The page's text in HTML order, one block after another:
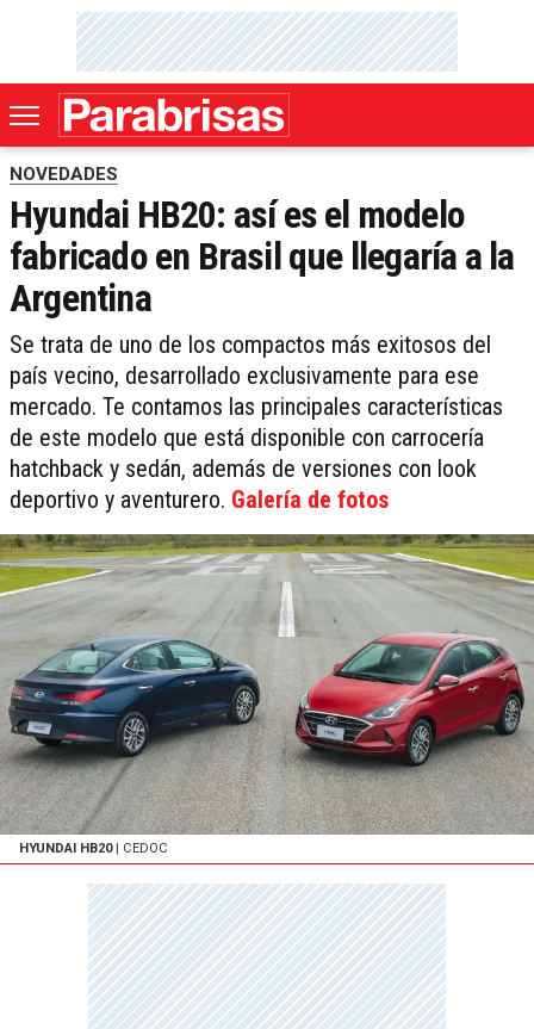
NOVEDADES
Hyundai HB20: así es el modelo
fabricado en Brasil que llegaría a la
Argentina
Se trata de uno de los compactos más exitosos del
país vecino, desarrollado exclusivamente para ese
mercado. Te contamos las principales características
de este modelo que está disponible con carrocería
hatchback y sedán, además de versiones con look
deportivo y aventurero. Galería de fotos
HYUNDAI HB20| CEDOC